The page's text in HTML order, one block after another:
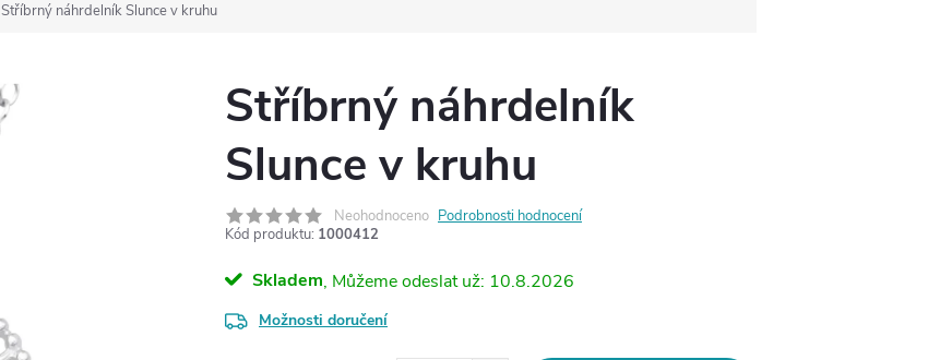
Stříbrný náhrdelník Slunce v kruhu
Stříbrný náhrdelník
Slunce v kruhu
Neohodnoceno Podrobnosti hodnocení
Kód produktu: 1000412
Skladem 10.8.2026
Možnosti doručení